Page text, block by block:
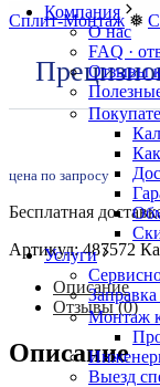
Компания
О нас
FAQ ·
Отзывы
Услуги
Монтаж
Выезд
Сплит-Монтаж❅
цена по запросу
Бесплатная
Артикул:487572
Описание
Отзывы (0)
Описание